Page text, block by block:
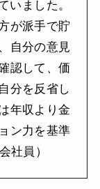
いました。
が派手で貯
自分の意見
認して、価
分を反省し
年収より金
ン力を基準
社員）